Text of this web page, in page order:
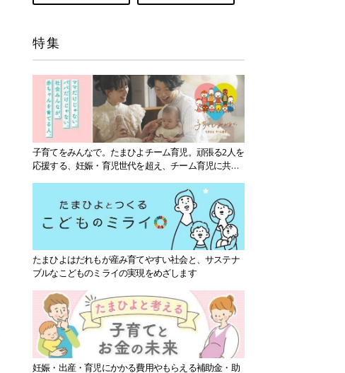
特集
子育てをみんなで。たまひよチーム育児。頑張る2人を
応援する、妊娠・育児世代を超え、チーム育児に共感
たまひよはだれもが産み育てやすい社会と、サステナ
ブルなこどものミライの実現をめざします
妊娠・出産・育児にかかる費用やもらえる補助金・助